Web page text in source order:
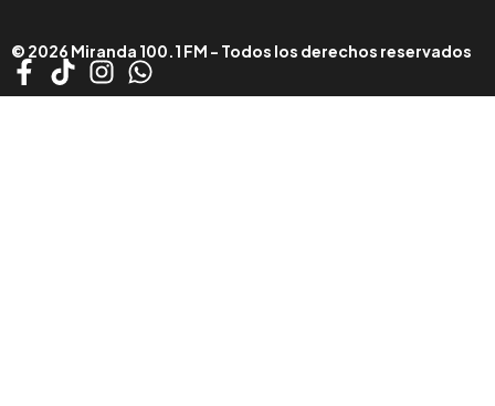
© 2026 Miranda 100.1 FM - Todos los derechos reservados